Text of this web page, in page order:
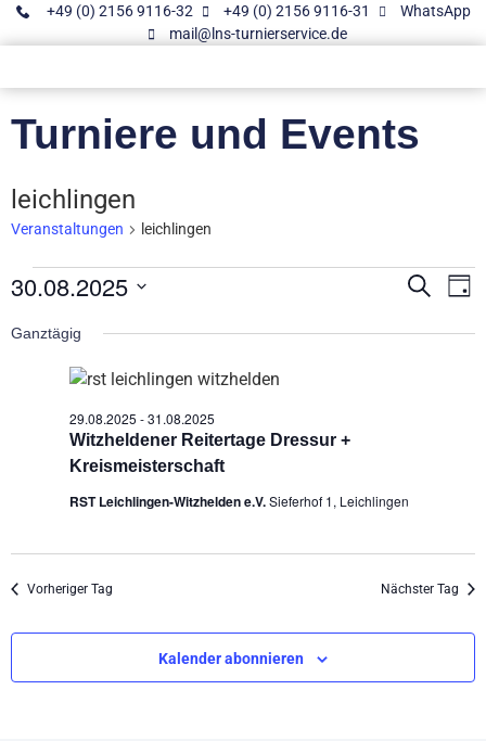
+49 (0) 2156 9116-32 +49 (0) 2156 9116-31
WhatsApp
mail@lns-turnierservice.de
Turniere und Events
leichlingen
Veranstaltungen leichlingen
Suche
Tag
30.08.2025
wählen.
Ganztägig
Witzheldener Reitertage Dressur +
Kreismeisterschaft
29.08.2025 -31.08.2025
RST Leichlingen-Witzhelden e.V.Sieferhof 1, Leichlingen
Vorheriger Tag Nächster Tag
Kalender abonnieren